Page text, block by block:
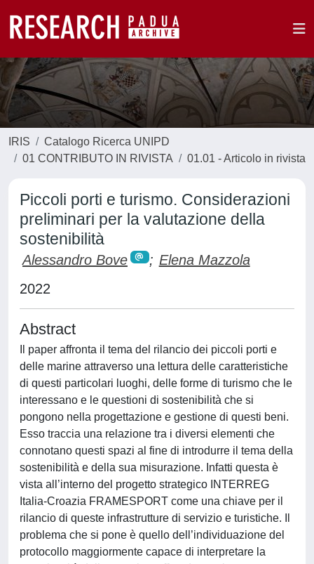
IRIS
Catalogo Ricerca UNIPD
01 CONTRIBUTO IN RIVISTA
01.01 - Articolo in rivista
Piccoli porti e turismo. Considerazioni
preliminari per la valutazione della
sostenibilità
Alessandro Bove ; Elena Mazzola
2022
Abstract
Il paper affronta il tema del rilancio dei piccoli porti e
delle marine attraverso una lettura delle caratteristiche
di questi particolari luoghi, delle forme di turismo che le
interessano e le questioni di sostenibilità che si
pongono nella progettazione e gestione di questi beni.
Esso traccia una relazione tra i diversi elementi che
connotano questi spazi al fine di introdurre il tema della
sostenibilità e della sua misurazione. Infatti questa è
vista all’interno del progetto strategico INTERREG
Italia-Croazia FRAMESPORT come una chiave per il
rilancio di queste infrastrutture di servizio e turistiche. Il
problema che si pone è quello dell’individuazione del
protocollo maggiormente capace di interpretare la